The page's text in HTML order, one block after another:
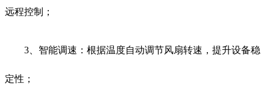
远程控制；
3、智能调速：根据温度自动调节风扇转速，提升设备稳
定性；